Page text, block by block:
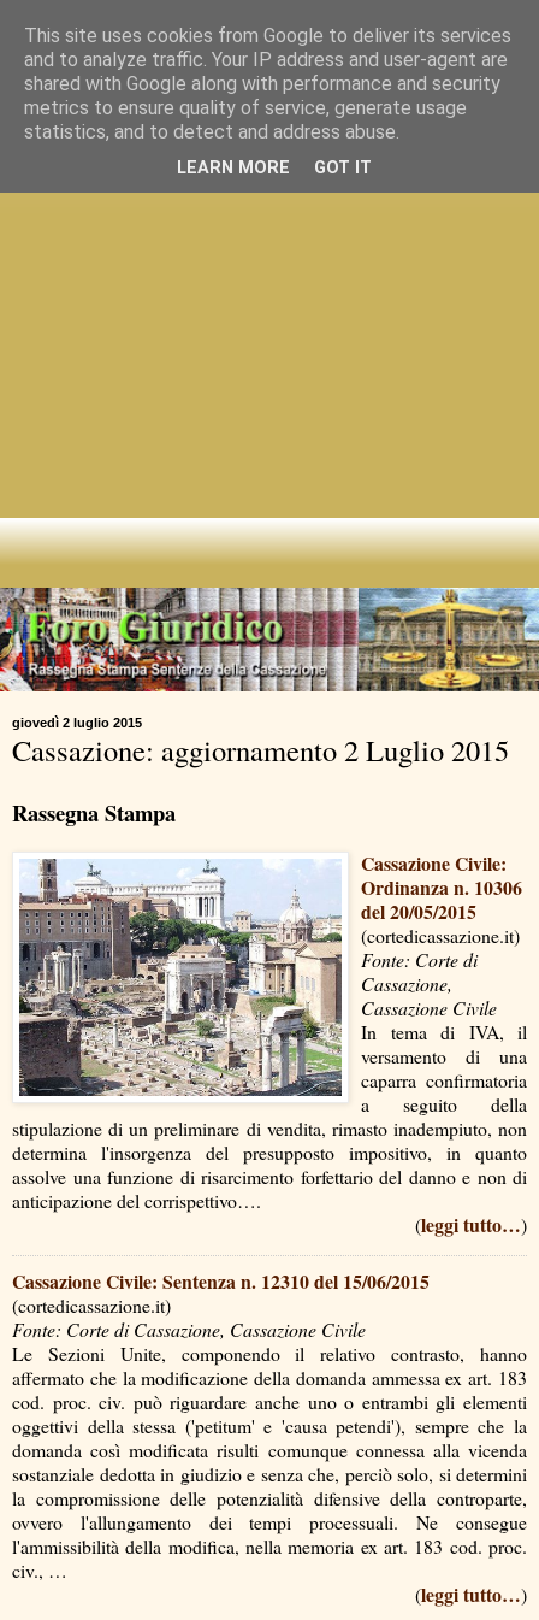
giovedì 2 luglio 2015
Cassazione: aggiornamento 2 Luglio 2015
Rassegna Stampa
Cassazione Civile:
Ordinanza n. 10306
del 20/05/2015
(cortedicassazione.it)
Fonte: Corte di
Cassazione,
Cassazione Civile
In tema di IVA, il
versamento di una
caparra confirmatoria
a seguito della
stipulazione di un preliminare di vendita, rimasto inadempiuto, non
determina l'insorgenza del presupposto impositivo, in quanto
assolve una funzione di risarcimento forfettario del danno e non di
anticipazione del corrispettivo….
(leggi tutto…)
Cassazione Civile: Sentenza n. 12310 del 15/06/2015
(cortedicassazione.it)
Fonte: Corte di Cassazione, Cassazione Civile
Le Sezioni Unite, componendo il relativo contrasto, hanno
affermato che la modificazione della domanda ammessa ex art. 183
cod. proc. civ. può riguardare anche uno o entrambi gli elementi
oggettivi della stessa ('petitum' e 'causa petendi'), sempre che la
domanda così modificata risulti comunque connessa alla vicenda
sostanziale dedotta in giudizio e senza che, perciò solo, si determini
la compromissione delle potenzialità difensive della controparte,
ovvero l'allungamento dei tempi processuali. Ne consegue
l'ammissibilità della modifica, nella memoria ex art. 183 cod. proc.
civ., …
(leggi tutto…)
This site uses cookies from Google to deliver its services
and to analyze traffic. Your IP address and user-agent are
shared with Google along with performance and security
metrics to ensure quality of service, generate usage
statistics, and to detect and address abuse.
LEARN MORE GOT IT